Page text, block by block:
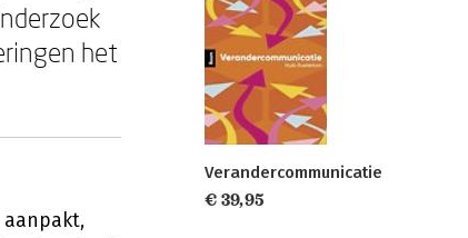
het
Verandercommunicatie
€ 39,95